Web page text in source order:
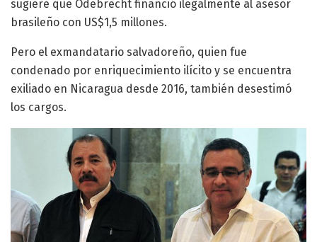
sugiere que Odebrecht financió ilegalmente al asesor
brasileño con US$1,5 millones.
Pero el exmandatario salvadoreño, quien fue
condenado por enriquecimiento ilícito y se encuentra
exiliado en Nicaragua desde 2016, también desestimó
los cargos.